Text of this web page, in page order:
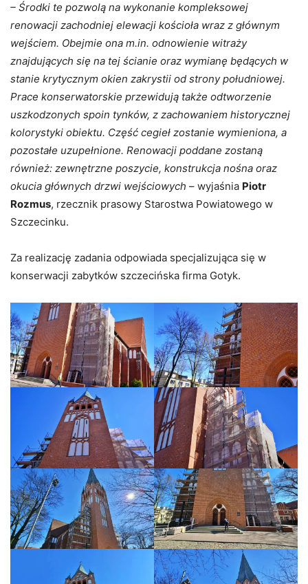
– Środki te pozwolą na wykonanie kompleksowej
renowacji zachodniej elewacji kościoła wraz z głównym
wejściem. Obejmie ona m.in. odnowienie witraży
znajdujących się na tej ścianie oraz wymianę będących w
stanie krytycznym okien zakrystii od strony południowej.
Prace konserwatorskie przewidują także odtworzenie
uszkodzonych spoin tynków, z zachowaniem historycznej
kolorystyki obiektu. Część cegieł zostanie wymieniona, a
pozostałe uzupełnione. Renowacji poddane zostaną
również: zewnętrzne poszycie, konstrukcja nośna oraz
okucia głównych drzwi wejściowych – wyjaśnia Piotr
Rozmus, rzecznik prasowy Starostwa Powiatowego w
Szczecinku.
Za realizację zadania odpowiada specjalizująca się w
konserwacji zabytków szczecińska firma Gotyk.